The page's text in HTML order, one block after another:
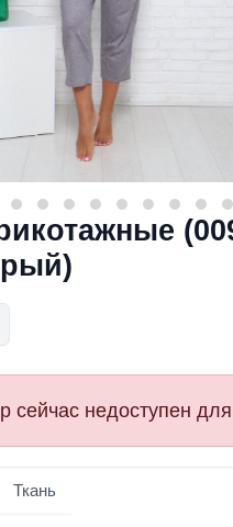
сейчас недоступен
Ткань